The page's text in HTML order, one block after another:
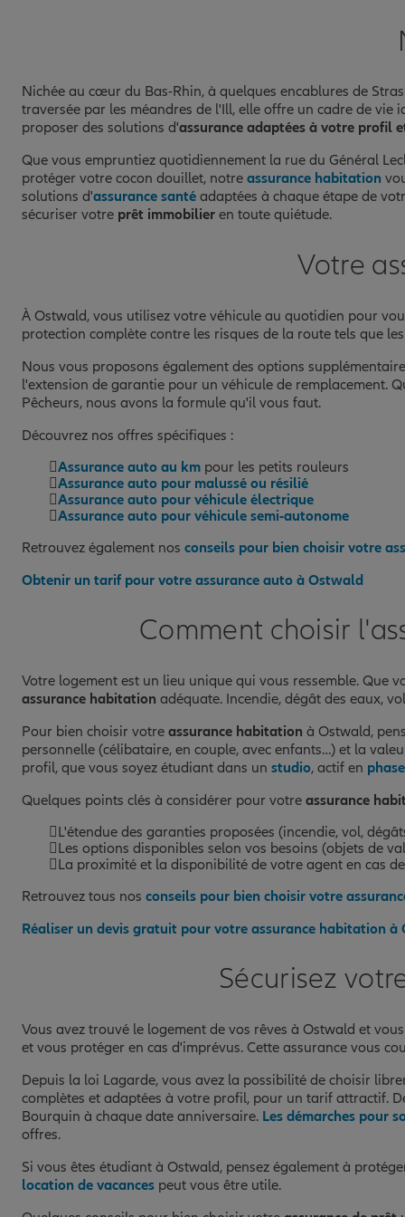
Nichée au cœur du Bas-Rhin, à quelques encablures de
traversée par les méandres de l'Ill, elle offre un cadre de
proposer des solutions d'assurance adaptées à votre profil
Que vous empruntiez quotidiennement la rue du Général
protéger votre cocon douillet, notre assurance habitation
solutions d'assurance santé adaptées à chaque étape de
sécuriser votre prêt immobilier en toute quiétude.
Votre
À Ostwald, vous utilisez votre véhicule au quotidien pour
protection complète contre les risques de la route tels que
Nous vous proposons également des options
l'extension de garantie pour un véhicule de remplacement.
Pêcheurs, nous avons la formule qu'il vous faut.
Découvrez nos offres spécifiques :
Assurance auto au km pour les petits rouleurs
Assurance auto pour malussé ou résilié
Assurance auto pour véhicule électrique
Assurance auto pour véhicule semi-autonome
Retrouvez également nos conseils pour bien choisir votre
Obtenir un tarif pour votre assurance auto à Ostwald
Comment choisir
Votre logement est un lieu unique qui vous ressemble. Que
assurance habitation adéquate. Incendie, dégât des eaux,
Pour bien choisir votre assurance habitation à Ostwald,
personnelle (célibataire, en couple, avec enfants…) et la
profil, que vous soyez étudiant dans un studio, actif en
Quelques points clés à considérer pour votre assurance
L'étendue des garanties proposées (incendie, vol,
Les options disponibles selon vos besoins (objets de
La proximité et la disponibilité de votre agent en cas
Retrouvez tous nos conseils pour bien choisir votre
Réaliser un devis gratuit pour votre assurance habitation à
Sécurisez
Vous avez trouvé le logement de vos rêves à Ostwald et
et vous protéger en cas d'imprévus. Cette assurance vous
Depuis la loi Lagarde, vous avez la possibilité de choisir
complètes et adaptées à votre profil, pour un tarif attractif.
Bourquin à chaque date anniversaire. Les démarches pour
offres.
Si vous êtes étudiant à Ostwald, pensez également à
location de vacances peut vous être utile.